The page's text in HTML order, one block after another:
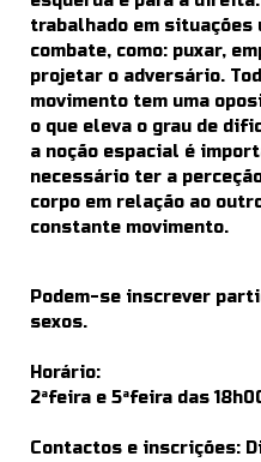
trabalhado em situações
combate, como: puxar,
projetar o adversário.
movimento tem uma
o que eleva o grau de
a noção espacial é
necessário ter a
corpo em relação ao
constante movimento.
Podem-se inscrever
sexos.
Horário:
2ªfeira e 5ªfeira das
Contactos e inscrições: